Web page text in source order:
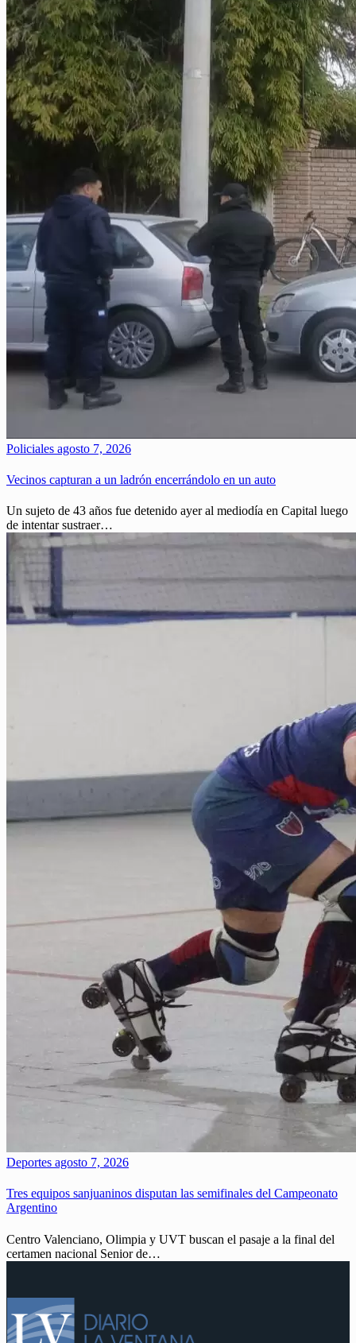
Policiales agosto 7, 2026
Vecinos capturan a un ladrón encerrándolo en un auto
Un sujeto de 43 años fue detenido ayer al mediodía en Capital luego
de intentar sustraer…
Deportes agosto 7, 2026
Tres equipos sanjuaninos disputan las semifinales del Campeonato
Argentino
Centro Valenciano, Olimpia y UVT buscan el pasaje a la final del
certamen nacional Senior de…